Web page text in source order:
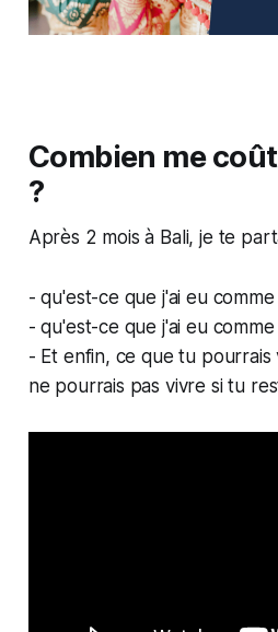
Combien me
?
Après 2 mois à Bali, je te
- qu'est-ce que j'ai eu
- qu'est-ce que j'ai eu
- Et enfin, ce que tu pourrais
ne pourrais pas vivre si tu